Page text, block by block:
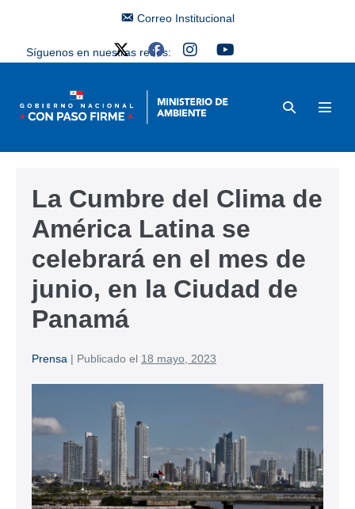
Correo Institucional
Síguenos en nuestras redes:
La Cumbre del Clima de
América Latina se
celebrará en el mes de
junio, en la Ciudad de
Panamá
Prensa | Publicado el 18 mayo, 2023